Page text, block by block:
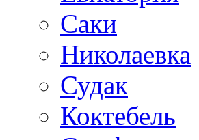
Саки
Николаевка
Судак
Коктебель